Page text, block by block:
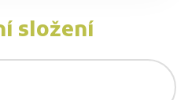
složení